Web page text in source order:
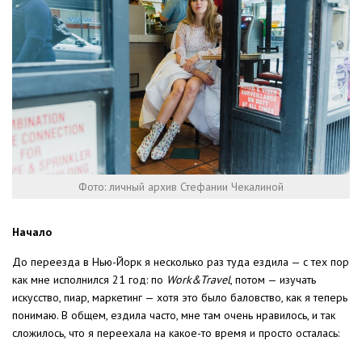
Фото: личный архив Стефании Чекалиной
Начало
До переезда в Нью-Йорк я несколько раз туда ездила — с тех пор
как мне исполнился 21 год: по Work&Travel, потом — изучать
искусство, пиар, маркетинг — хотя это было баловство, как я теперь
понимаю. В общем, ездила часто, мне там очень нравилось, и так
сложилось, что я переехала на какое-то время и просто осталась: